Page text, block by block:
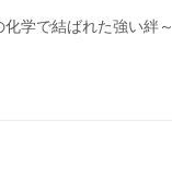
学で結ばれた強い絆～